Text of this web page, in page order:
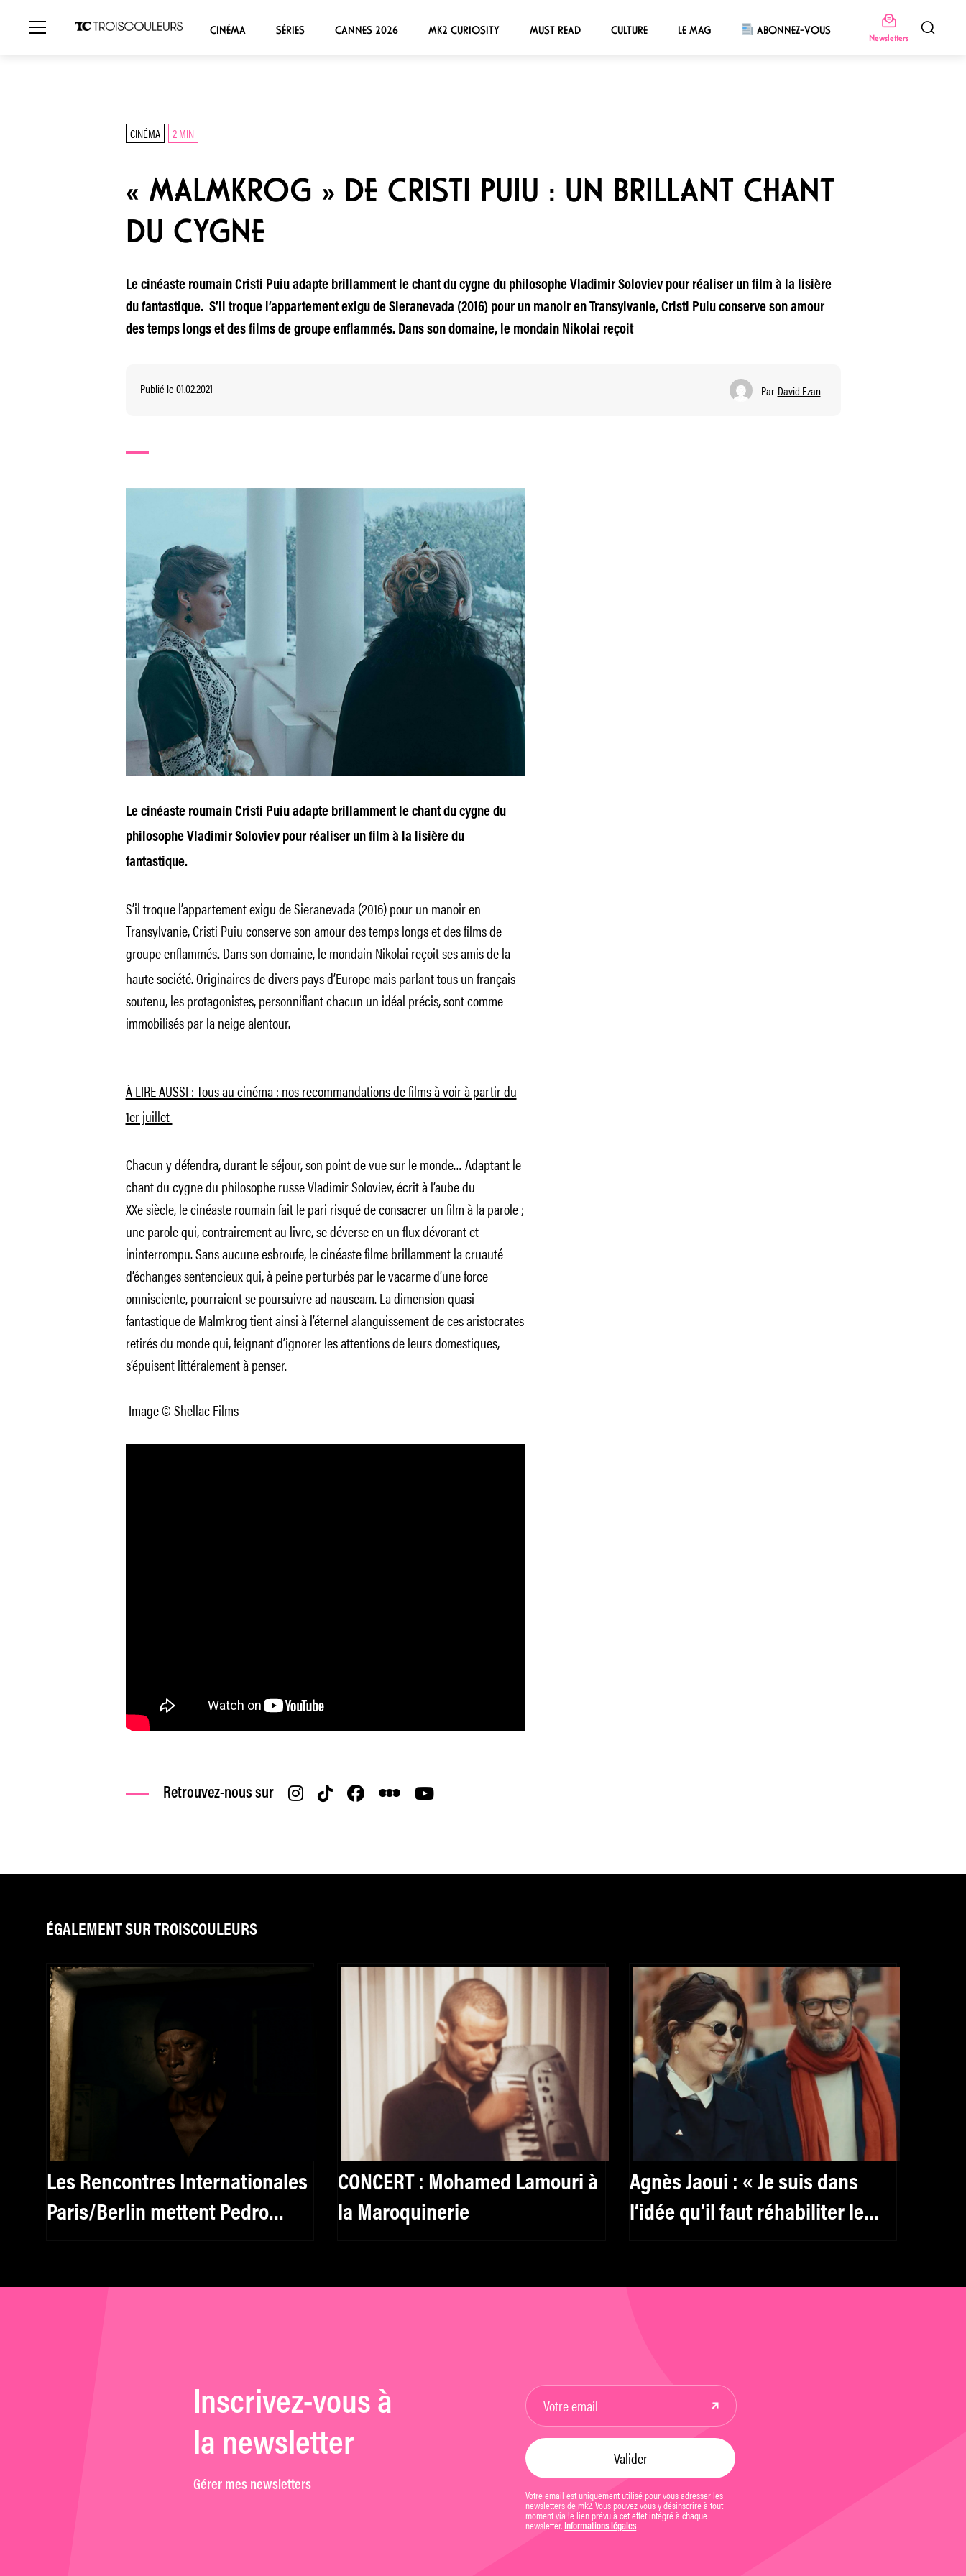
CINÉMA SÉRIES CANNES 2026 MK2 CURIOSITY MUST READ CULTURE LE MAG ABONNEZ-VOUS
Newsletters
CINÉMA 2 MIN
« MALMKROG » DE CRISTI PUIU : UN BRILLANT CHANT
DU CYGNE
Le cinéaste roumain Cristi Puiu adapte brillamment le chant du cygne du philosophe Vladimir Soloviev pour réaliser un film à la lisière
du fantastique. S’il troque l’appartement exigu de Sieranevada (2016) pour un manoir en Transylvanie, Cristi Puiu conserve son amour
des temps longs et des films de groupe enflammés. Dans son domaine, le mondain Nikolai reçoit
Publié le 01.02.2021 Par David Ezan
Le cinéaste roumain Cristi Puiu adapte brillamment le chant du cygne du
philosophe Vladimir Soloviev pourréaliser un film à la lisière du
fantastique.
S’il troque l’appartement exigu deSieranevada(2016) pour un manoir en
Transylvanie, Cristi Puiu conserve son amour des temps longs et des films de
groupe enflammés.Dans son domaine, le mondain Nikolai reçoit ses amis de la
haute société. Originaires de divers pays d’Europe mais parlant tous un français
soutenu, les protagonistes, personnifiant chacun un idéal précis, sont comme
immobilisés par la neige alentour.
À LIRE AUSSI : Tous au cinéma : nos recommandations de films à voir à partir du
1er juillet
Chacun y défendra, durant le séjour, son point de vue sur le monde… Adaptant le
chant du cygne du philosophe russe Vladimir Soloviev, écrit à l’aube du
XXe siècle, le cinéaste roumain fait le pari risqué de consacrer un film à la parole ;
une parole qui, contrairement au livre, se déverse en un flux dévorant et
ininterrompu. Sans aucune esbroufe, le cinéaste filme brillamment la cruauté
d’échanges sentencieux qui, à peine perturbés par le vacarme d’une force
omnisciente, pourraient se poursuivread nauseam. La dimension quasi
fantastique deMalmkrogtient ainsi à l’éternel alanguissement de ces aristocrates
retirés du monde qui, feignant d’ignorer les attentions de leurs domestiques,
s’épuisent littéralement à penser.
Image © Shellac Films
Retrouvez-nous sur
ÉGALEMENT SUR TROISCOULEURS
Les Rencontres Internationales
Paris/Berlin mettent Pedro
CONCERT : Mohamed Lamouri à
la Maroquinerie
Agnès Jaoui : « Je suis dans
l’idée qu’il faut réhabiliter le
Inscrivez-vous à
la newsletter
Gérer mes newsletters
Votre email est uniquement utilisé pour vous adresser les
newsletters de mk2. Vous pouvez vous y désinscrire à tout
moment via le lien prévu à cet effet intégré à chaque
newsletter. Informations légales